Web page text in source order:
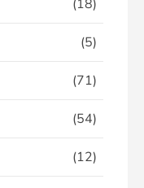
(18)
(5)
(71)
(54)
(12)